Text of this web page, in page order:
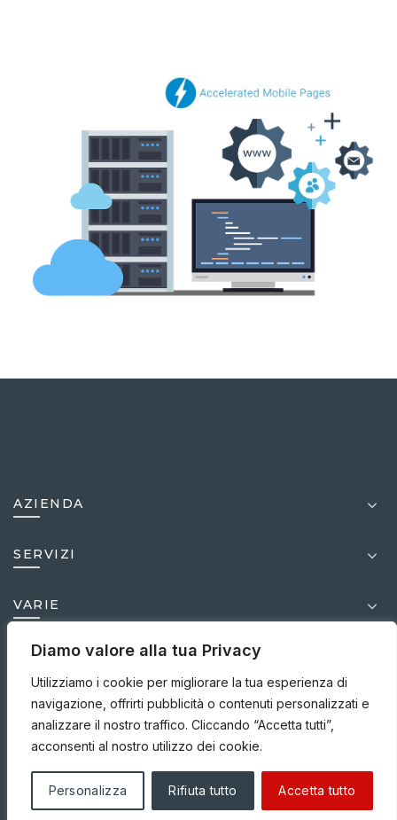
Diamo valore alla tua Privacy
Utilizziamo i cookie per migliorare la tua esperienza di
navigazione, offrirti pubblicità o contenuti personalizzati e
analizzare il nostro traffico. Cliccando “Accetta tutti”,
acconsenti al nostro utilizzo dei cookie.
Personalizza Rifiuta tutto Accetta tutto
AZIENDA
SERVIZI
VARIE
MEDIA
© 1999-2025ICC S.r.l.s.u. P. IVA.03950630875 |
Disclaimer |Privacy Policy |Cookies Policy |
Credits